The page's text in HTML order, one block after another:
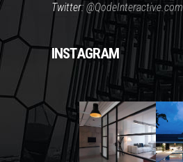
Twitter:@QodeInteractive.com
INSTAGRAM